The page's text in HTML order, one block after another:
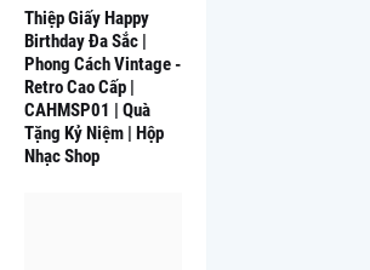
Thiệp Giấy Happy
Birthday Đa Sắc |
Phong Cách Vintage -
Retro Cao Cấp |
CAHMSP01 | Quà
Tặng Kỷ Niệm | Hộp
Nhạc Shop